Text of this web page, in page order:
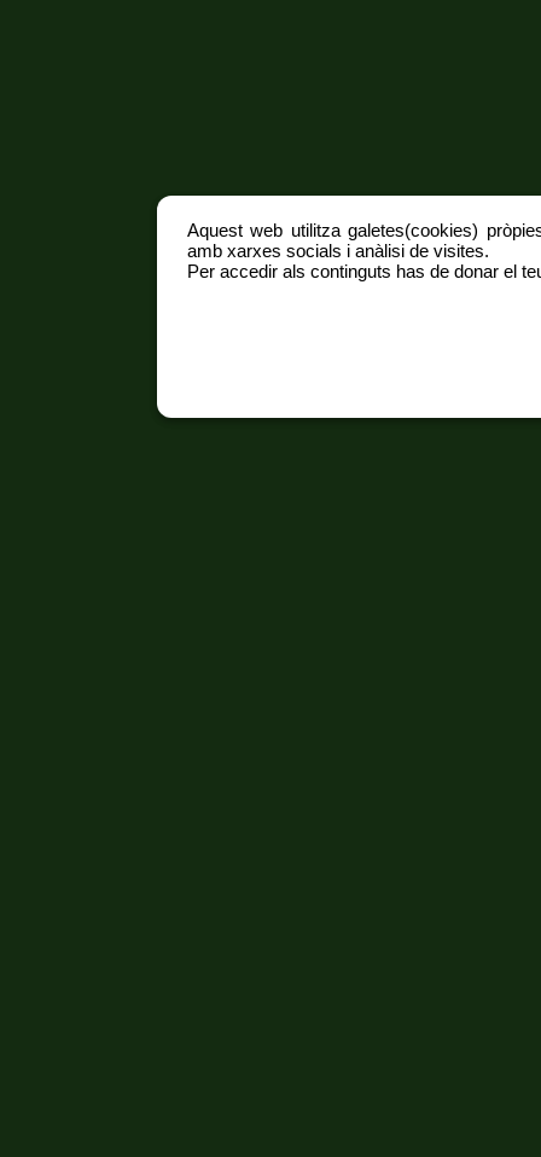
Aquest web utilitza galetes(cookies)
amb xarxes socials i anàlisi de visites.
Per accedir als continguts has de donar el